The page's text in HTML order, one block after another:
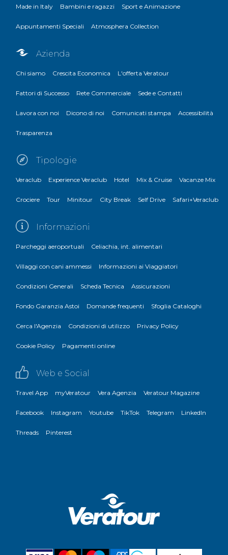
Made in Italy Bambini e ragazzi Sport e Animazione
Appuntamenti Speciali Atmosphera Collection
Azienda
Chi siamo Crescita Economica L'offerta Veratour
Fattori di Successo Rete Commerciale Sede e Contatti
Lavora con noi Dicono di noi Comunicati stampa Accessibilità
Trasparenza
Tipologie
Veraclub Experience Veraclub Hotel Mix & Cruise Vacanze Mix
Crociere Tour Minitour City Break Self Drive Safari+Veraclub
Informazioni
Parcheggi aeroportuali Celiachia, int. alimentari
Villaggi con cani ammessi Informazioni ai Viaggiatori
Condizioni Generali Scheda Tecnica Assicurazioni
Fondo Garanzia Astoi Domande frequenti Sfoglia Cataloghi
Cerca l'Agenzia Condizioni di utilizzo Privacy Policy
Cookie Policy Pagamenti online
Web e Social
Travel App myVeratour Vera Agenzia Veratour Magazine
Facebook Instagram Youtube TikTok Telegram LinkedIn
Threads Pinterest